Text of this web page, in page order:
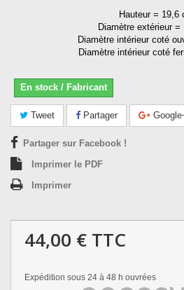
Hauteur = 19,6
Diamètre extérieur =
Diamètre intérieur coté
Diamètre intérieur coté
En stock / Fabricant
Tweet Partager
Partager sur Facebook !
Imprimer le PDF
Imprimer
44,00 € TTC
Expédition sous 24 à 48 h ouvrées